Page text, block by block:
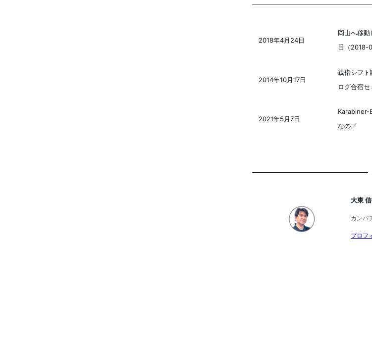
岡山へ移
日（2018-
2018年4月24日
親指シフ
ログ合宿
2014年10月17日
Karabiner-
なの？
2021年5月7日
大東
カンパ
プロフ